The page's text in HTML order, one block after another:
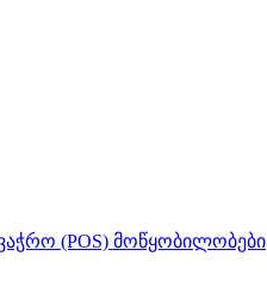
(POS) მოწყობილობები